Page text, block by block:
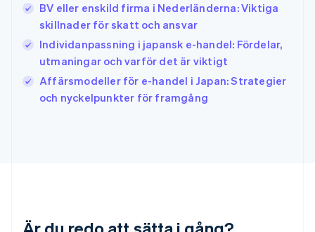
BV eller enskild firma i Nederländerna: Viktiga
skillnader för skatt och ansvar
Individanpassning i japansk e-handel: Fördelar,
utmaningar och varför det är viktigt
Affärsmodeller för e-handel i Japan: Strategier
och nyckelpunkter för framgång
ItalianoEnglish
Japan
日本語 English
English Français
Kroatien
EnglishItaliano
Malaysia